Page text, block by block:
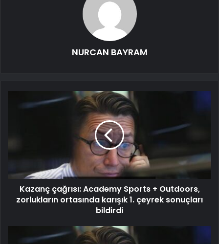
NURCAN BAYRAM
Kazanç çağrısı: Academy Sports + Outdoors,
zorlukların ortasında karışık 1. çeyrek sonuçları
bildirdi